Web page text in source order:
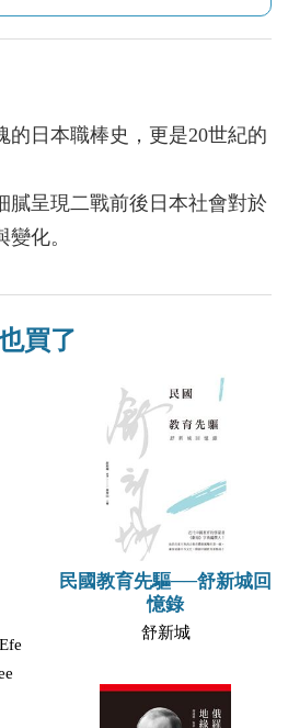
日本職棒史，更是20世紀的
呈現二戰前後日本社會對於
化。
買了
民國教育先驅──舒新城回
憶錄
舒新城